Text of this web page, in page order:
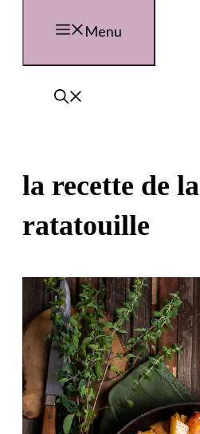
Menu
la recette de la
ratatouille